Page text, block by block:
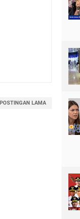
POSTINGAN LAMA